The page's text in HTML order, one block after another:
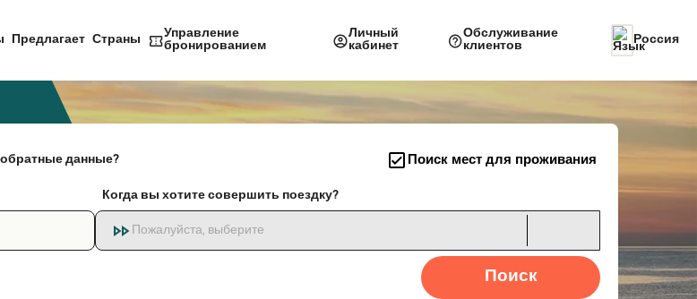
Предлагает Страны
Управление
бронированием
Личный
кабинет
Обслуживание
клиентов
Россия
данные? Поиск мест для проживания
Когда вы хотите совершить поездку?
Пожалуйста, выберите
Поиск